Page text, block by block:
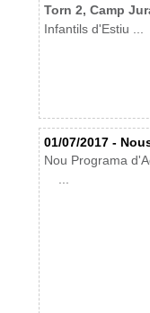
Torn 2, Camp
Infantils d'Estiu ...
01/07/2017 -
Nou Programa